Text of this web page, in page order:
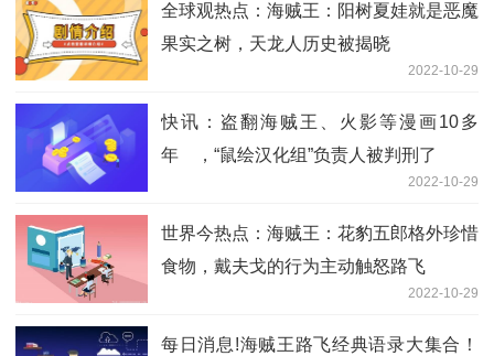
全球观热点：海贼王：阳树夏娃就是恶魔
果实之树，天龙人历史被揭晓
2022-10-29
快讯：盗翻海贼王、火影等漫画10多
年 ，“鼠绘汉化组”负责人被判刑了
2022-10-29
世界今热点：海贼王：花豹五郎格外珍惜
食物，戴夫戈的行为主动触怒路飞
2022-10-29
每日消息!海贼王路飞经典语录大集合！